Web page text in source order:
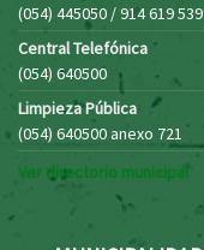
(054) 445050 / 914 619
Central Telefónica
(054) 640500
Limpieza Pública
(054) 640500 anexo 721
Ver directorio municipal